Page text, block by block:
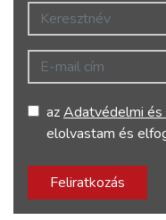
Keresztnév
E-mail cím
azAdatvédelmi
elolvastam és
Feliratkozás